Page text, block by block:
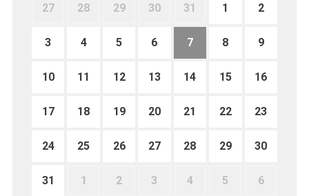
27 28 29 30 31 1 2
3 4 5 6 7 8 9
10 11 12 13 14 15 16
17 18 19 20 21 22 23
24 25 26 27 28 29 30
31 1 2 3 4 5 6